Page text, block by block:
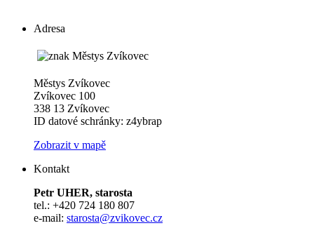
Adresa
Městys Zvíkovec
Zvíkovec 100
338 13 Zvíkovec
ID datové schránky: z4ybrap
Zobrazit v mapě
Kontakt
Petr UHER, starosta
tel.: +420 724 180 807
e-mail: starosta@zvikovec.cz